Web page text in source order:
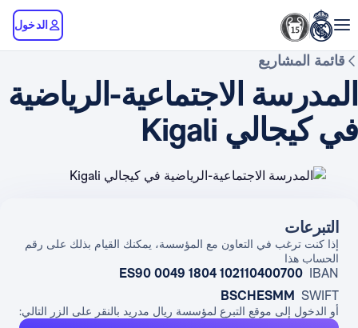
الدخول
قائمة المشاريع
المدرسة الاجتماعية-الرياضية
في كيجالي Kigali
التبرعات
إذا كنت ترغب في التعاون مع المؤسسة، يمكنك القيام بذلك على رقم
الحساب هذا
IBAN
ES90 0049 1804 102110400700
SWIFT
BSCHESMM
أو الدخول إلى موقع التبرع لمؤسسة ريال مدريد بالنقر على الزر التالي: